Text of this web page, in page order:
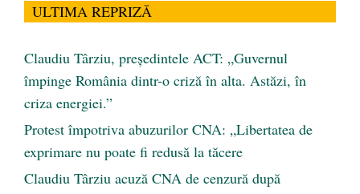
ULTIMA REPRIZĂ
Claudiu Târziu, președintele ACT: „Guvernul
împinge România dintr-o criză în alta. Astăzi, în
criza energiei.”
Protest împotriva abuzurilor CNA: „Libertatea de
exprimare nu poate fi redusă la tăcere
Claudiu Târziu acuză CNA de cenzură după